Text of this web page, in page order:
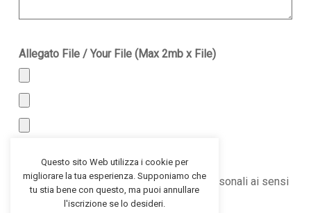
Allegato File / Your File (Max 2mb x File)
Accetto Termini e Condizioni*
*Autorizzo il trattamento dei miei dati personali ai sensi
del D.Lgs. n. 196 del 30 giugno 2003
Questo sito Web utilizza i cookie per
migliorare la tua esperienza. Supponiamo che
tu stia bene con questo, ma puoi annullare
l'iscrizione se lo desideri.